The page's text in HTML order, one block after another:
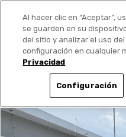
Al hacer clic en “Aceptar”,
se guarden en su
del sitio y analizar el uso
configuración en cualquier
Privacidad
Configuración